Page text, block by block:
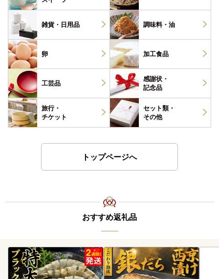
雑貨・ 日用品 調味料・ 油
卵 加工食品
工芸品
感謝状・
記念品
旅行・
チケット
セット類・
その他
トップページへ
おすすめ返礼品